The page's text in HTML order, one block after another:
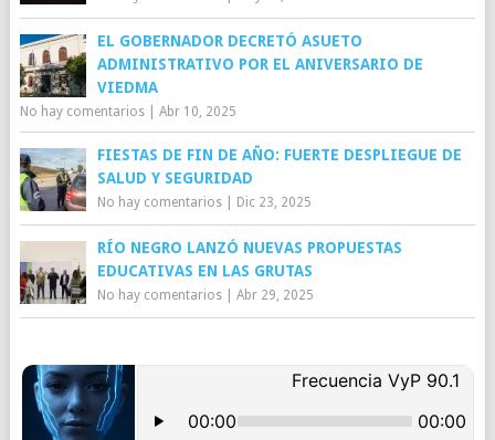
EL GOBERNADOR DECRETÓ ASUETO
ADMINISTRATIVO POR EL ANIVERSARIO DE
VIEDMA
No hay comentarios| Abr 10, 2025
FIESTAS DE FIN DE AÑO: FUERTE DESPLIEGUE DE
SALUD Y SEGURIDAD
No hay comentarios| Dic 23, 2025
RÍO NEGRO LANZÓ NUEVAS PROPUESTAS
EDUCATIVAS EN LAS GRUTAS
No hay comentarios| Abr 29, 2025